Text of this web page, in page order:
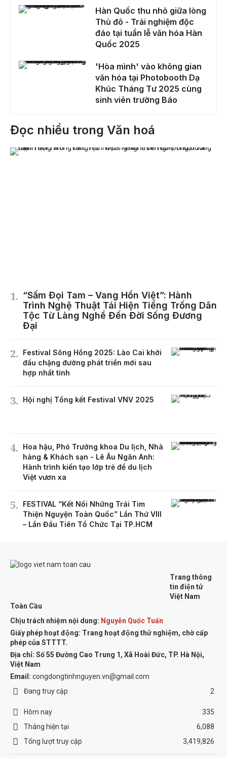
Hàn Quốc thu nhỏ giữa lòng Thủ đô - Trải nghiệm độc đáo tại tuần lễ văn hóa Hàn Quốc 2025
Hàn Quốc thu nhỏ giữa lòng
Thủ đô - Trải nghiệm độc
đáo tại tuần lễ văn hóa Hàn
Quốc 2025
'Hòa mình' vào không gian văn hóa tại Photobooth Dạ Khúc Tháng Tư 2025 cùng sinh viên trường Báo
'Hòa mình' vào không gian
văn hóa tại Photobooth Dạ
Khúc Tháng Tư 2025 cùng
sinh viên trường Báo
Đọc nhiều trong Văn hoá
“Sấm Đọi Tam – Vang Hồn Việt”: Hành
Trình Nghệ Thuật Tái Hiện Tiếng Trống Dân
Tộc Từ Làng Nghề Đến Đời Sống Đương
Đại
Festival Sông Hồng 2025: Lào Cai khởi
đầu chặng đường phát triển mới sau
hợp nhất tỉnh
Hội nghị Tổng kết Festival VNV 2025
Hoa hậu, Phó Trưởng khoa Du lịch, Nhà
hàng & Khách sạn - Lê Âu Ngân Anh:
Hành trình kiến tạo lớp trẻ để du lịch
Việt vươn xa
FESTIVAL “Kết Nối Những Trái Tim
Thiện Nguyện Toàn Quốc” Lần Thứ VIII
– Lần Đầu Tiên Tổ Chức Tại TP.HCM
Trang thông
tin điện tử
Việt Nam
Toàn Cầu
Chịu trách nhiệm nội dung: Nguyễn Quốc Tuấn
Giấy phép hoạt động: Trang hoạt động thử nghiệm, chờ cấp
phép của STTTT.
Địa chỉ: Số 55 Đường Cao Trung 1, Xã Hoài Đức, TP. Hà Nội,
Việt Nam
Email: congdongtinhnguyen.vn@gmail.com
Đang truy cập
2
Hôm nay
335
Tháng hiện tại
6,088
Tổng lượt truy cập
3,419,826